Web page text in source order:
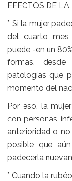
EFECTOS DE LA
* Si la mujer
del cuarto mes
puede -en un
formas,
patologías que
momento del
Por eso, la
con personas
anterioridad o
posible que
padecerla
* Cuando la